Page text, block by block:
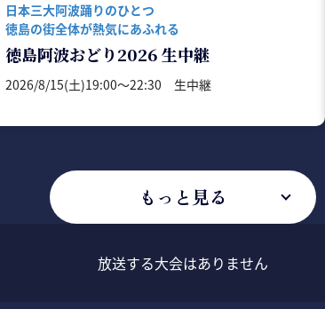
日本三大阿波踊りのひとつ
徳島の街全体が熱気にあふれる
徳島阿波おどり2026 生中継
2026/8/15(土)19:00〜22:30 生中継
もっと見る
放送する大会はありません